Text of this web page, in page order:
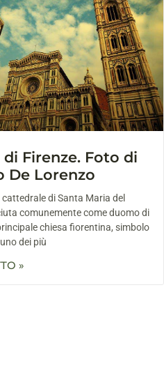
Firenze. Foto di
De Lorenzo
di Santa Maria del
comunemente come duomo di
chiesa fiorentina, simbolo
dei più
»